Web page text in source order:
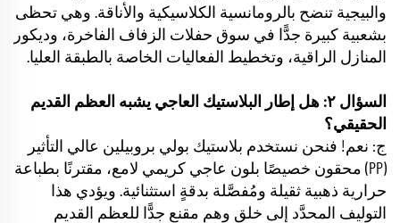
والبيجية تنضح بالرومانسية الكلاسيكية والأناقة. وهي تحظى
بشعبية كبيرة جدًّا في سوق حفلات الزفاف الفاخرة، وديكور
المنازل الراقية، وتخطيط الفعاليات الخاصة بالطبقة العليا.
السؤال ٢: هل إطار البلاستيك العاجي يشبه العظم القديم
الحقيقي؟
ج: نعم! فنحن نستخدم بلاستيك بولي بروبيلين عالي التأثير
(PP) محقون خصيصًا بلون عاجي كريمي لامع، مقترنًا بطباعة
حرارية ذهبية ثقيلة ومُفصَّلة بدقةٍ استثنائية. ويؤدي هذا
التوليف المحدَّد إلى خلق وهمٍ مقنعٍ جدًّا للعظم القديم